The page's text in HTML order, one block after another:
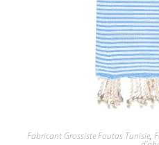
Fabricant Grossiste Foutas Tunisie,